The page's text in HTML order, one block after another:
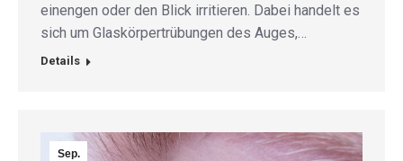
einengen oder den Blick irritieren. Dabei handelt es
sich um Glaskörpertrübungen des Auges,…
Details
Sep.